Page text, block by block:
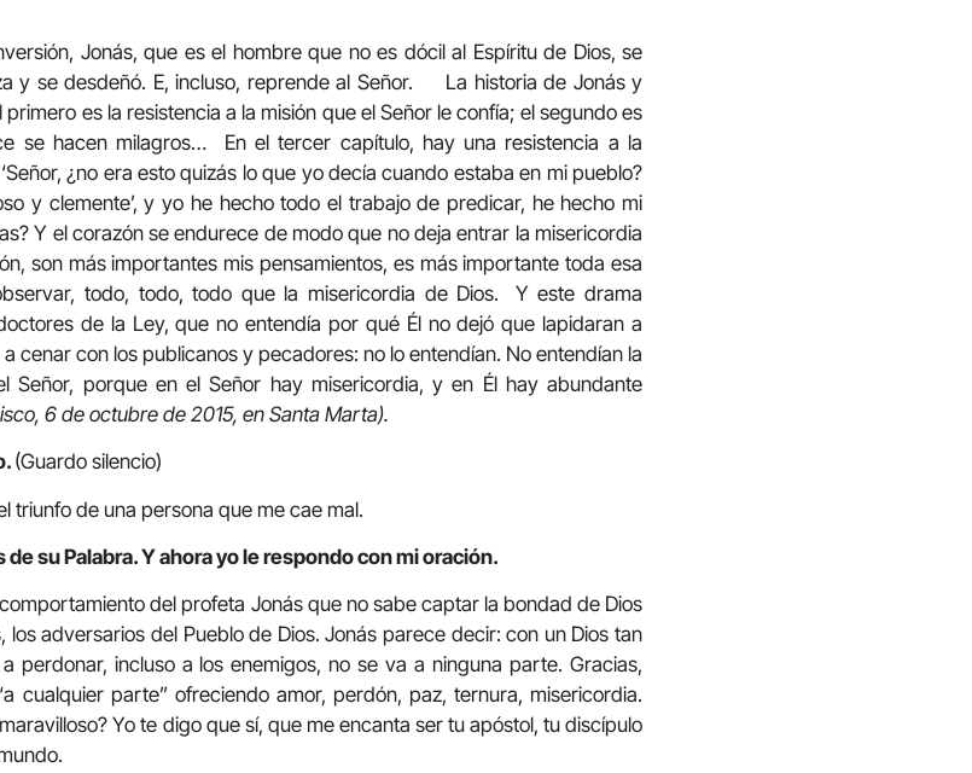
Jonás, que es el hombre que no es dócil al Espíritu de Dios, se
y se desdeñó. E, incluso, reprende al Señor. La historia de Jonás y
es la resistencia a la misión que el Señor le confía; el segundo es
se hacen milagros… En el tercer capítulo, hay una resistencia a la
¿no era esto quizás lo que yo decía cuando estaba en mi pueblo?
y clemente’, y yo he hecho todo el trabajo de predicar, he hecho mi
Y el corazón se endurece de modo que no deja entrar la misericordia
son más importantes mis pensamientos, es más importante toda esa
todo, todo, todo que la misericordia de Dios.
Y este drama
de la Ley, que no entendía por qué Él no dejó que lapidaran a
cenar con los publicanos y pecadores: no lo entendían. No entendían la
Señor, porque en el Señor hay misericordia, y en Él hay abundante
6 de octubre de 2015, en Santa Marta).
(Guardo silencio)
triunfo de una persona que me cae mal.
su Palabra. Y ahora yo le respondo con mi oración.
del profeta Jonás que no sabe captar la bondad de Dios
los adversarios del Pueblo de Dios. Jonás parece decir: con un Dios tan
perdonar, incluso a los enemigos, no se va a ninguna parte. Gracias,
cualquier parte” ofreciendo amor, perdón, paz, ternura, misericordia.
Yo te digo que sí, que me encanta ser tu apóstol, tu discípulo